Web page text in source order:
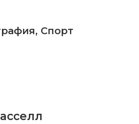
, Спорт